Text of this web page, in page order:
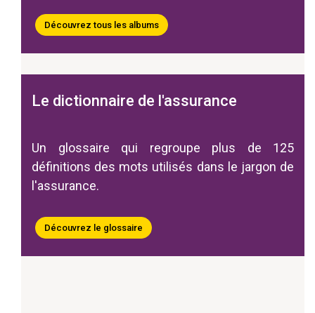
Découvrez tous les albums
Le dictionnaire de l'assurance
Un glossaire qui regroupe plus de 125
définitions des mots utilisés dans le jargon de
l'assurance.
Découvrez le glossaire